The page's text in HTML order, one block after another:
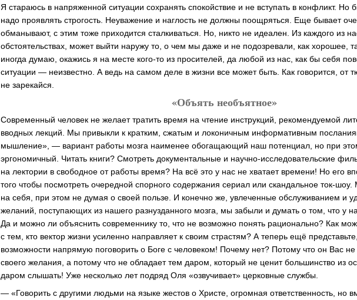
Я стараюсь в напряженной ситуации сохранять спокойствие и не вступать в конфликт. Но
надо проявлять строгость. Неуважение и наглость не должны поощряться. Еще бывает
обманывают, с этим тоже приходится сталкиваться. Но, никто не идеален. Из каждого из
обстоятельствах, может выйти наружу то, о чем мы даже и не подозревали, как хорошее,
иногда думаю, окажись я на месте кого-то из просителей, да любой из нас, как бы себя
ситуации — неизвестно. А ведь на самом деле в жизни все может быть. Как говорится, от
не зарекайся.
«Объять необъятное»
Современный человек не желает тратить время на чтение инструкций, рекомендуемой
вводных лекций. Мы привыкли к кратким, сжатым и локоничным информативным
мышление», — вариант работы мозга наименее обогащающий наш потенциал, но при
эргономичный. Читать книги? Смотреть документальные и научно-исследовательские
на лектории в свободное от работы время? На всё это у нас не хватает времени! Но его
того чтобы посмотреть очередной спорного содержания сериал или скандальное ток-
на себя, при этом не думая о своей пользе. И конечно же, увлеченные обслуживанием и
желаний, поступающих из нашего разнузданного мозга, мы забыли и думать о том, что у
Да и можно ли объяснить современнику то, что не возможно понять рационально? Как
с тем, кто вектор жизни усиленно направляет к своим страстям? А теперь ещё
возможности напрямую поговорить о Боге с человеком! Почему нет? Потому что он Вас
своего желания, а потому что не обладает тем даром, который не ценит большинство из
даром слышать! Уже несколько лет подряд Оля «озвучивает» церковные службы.
— «Говорить с другими людьми на языке жестов о Христе, огромная ответственность, но